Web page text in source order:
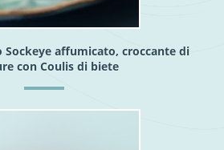
Sockeye affumicato, croccante di
con Coulis di biete